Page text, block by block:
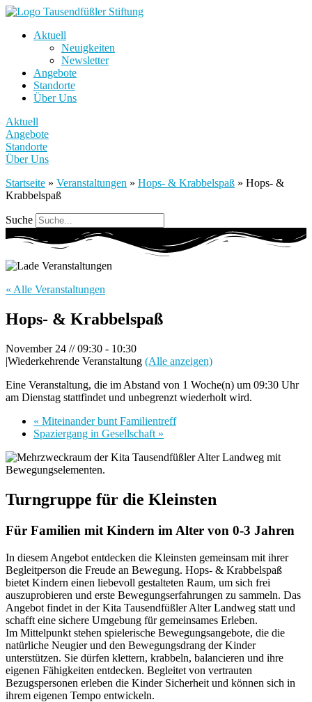
Aktuell
Neuigkeiten
Newsletter
Angebote
Standorte
Über Uns
Aktuell
Angebote
Standorte
Über Uns
Startseite » Veranstaltungen » Hops- & Krabbelspaß » Hops- &
Krabbelspaß
Suche
« Alle Veranstaltungen
Hops- & Krabbelspaß
November 24 // 09:30 - 10:30
|Wiederkehrende Veranstaltung (Alle anzeigen)
Eine Veranstaltung, die im Abstand von 1 Woche(n) um 09:30 Uhr
am Dienstag stattfindet und unbegrenzt wiederholt wird.
« Miteinander bunt Familientreff
Spaziergang in Gesellschaft »
Turngruppe für die Kleinsten
Für Familien mit Kindern im Alter von 0-3 Jahren
In diesem Angebot entdecken die Kleinsten gemeinsam mit ihrer
Begleitperson die Freude an Bewegung. Hops- & Krabbelspaß
bietet Kindern einen liebevoll gestalteten Raum, um sich frei
auszuprobieren und erste Bewegungserfahrungen zu sammeln. Das
Angebot findet in der Kita Tausendfüßler Alter Landweg statt und
schafft eine sichere Umgebung für gemeinsames Erleben.
Im Mittelpunkt stehen spielerische Bewegungsangebote, die die
natürliche Neugier und den Bewegungsdrang der Kinder
unterstützen. Sie dürfen klettern, krabbeln, balancieren und ihre
eigenen Fähigkeiten entdecken. Begleitet von vertrauten
Bezugspersonen erleben die Kinder Sicherheit und können sich in
ihrem eigenen Tempo entwickeln.